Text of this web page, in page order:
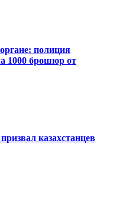
полиция
1000 брошюр от
казахстанцев